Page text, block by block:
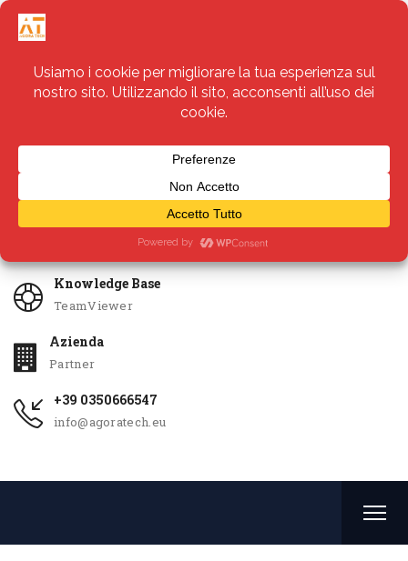
Servizi
Knowledge Base
TeamViewer
Azienda
Partner
+39 0350666547
info@agoratech.eu